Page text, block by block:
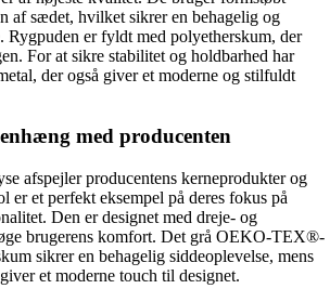
af sædet, hvilket sikrer en behagelig og
Rygpuden er fyldt med polyetherskum, der
For at sikre stabilitet og holdbarhed har
der også giver et moderne og stilfuldt
med producenten
afspejler producentens kerneprodukter og
er et perfekt eksempel på deres fokus på
Den er designet med dreje- og
brugerens komfort. Det grå OEKO-TEX®-
sikrer en behagelig siddeoplevelse, mens
et moderne touch til designet.